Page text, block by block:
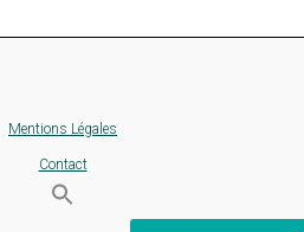
Mentions Légales
Contact